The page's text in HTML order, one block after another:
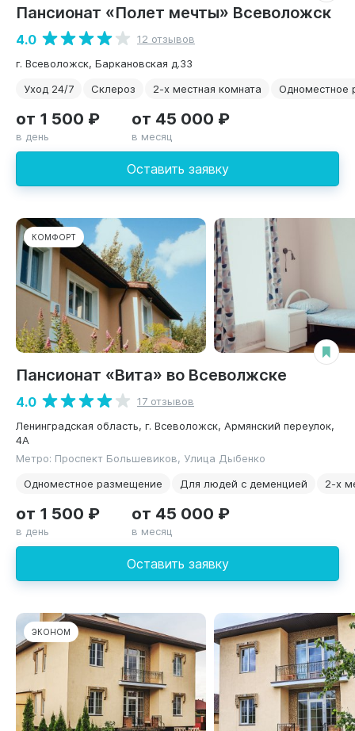
Пансионат «Полет мечты» Всеволожск
4.0
12 отзывов
г. Всеволожск, Баркановская д.33
Уход 24/7
Склероз 2-х местная комната Одноместное
Оставить заявку
от 1 500 ₽
в день
от 45 000 ₽
в месяц
КОМФОРТ
Пансионат «Вита» во Всеволжске
4.0
17 отзывов
Ленинградская область, г. Всеволожск, Армянский переулок,
4А
Метро: Проспект Большевиков, Улица Дыбенко
Одноместное размещение
Для людей с деменцией 2-х
Оставить заявку
от 1 500 ₽
в день
от 45 000 ₽
в месяц
ЭКОНОМ